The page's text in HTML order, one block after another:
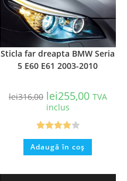
Sticla far dreapta BMW Seria
5 E60 E61 2003-2010
lei316,00 lei255,00 TVA
inclus
Evaluat la
4.00din 5
Adaugă în coș